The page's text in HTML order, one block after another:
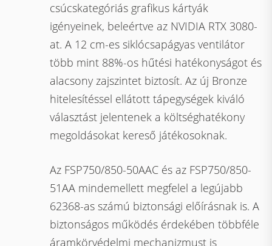
csúcskategóriás grafikus kártyák
igényeinek, beleértve az NVIDIA RTX 3080-
at. A 12 cm-es siklócsapágyas ventilátor
több mint 88%-os hűtési hatékonyságot és
alacsony zajszintet biztosít. Az új Bronze
hitelesítéssel ellátott tápegységek kiváló
választást jelentenek a költséghatékony
megoldásokat kereső játékosoknak.
Az FSP750/850-50AAC és az FSP750/850-
51AA mindemellett megfelel a legújabb
62368-as számú biztonsági előírásnak is. A
biztonságos működés érdekében többféle
áramkörvédelmi mechanizmust is